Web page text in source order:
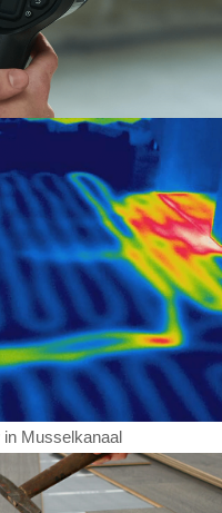
Musselkanaal